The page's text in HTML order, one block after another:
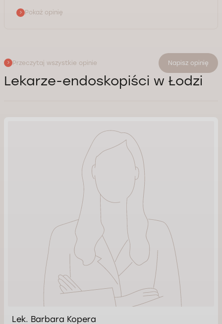
Pokaż opinię
Przeczytaj wszystkie opinie Napisz opinię
Lekarze-endoskopiści w Łodzi
Lek. Barbara Kopera